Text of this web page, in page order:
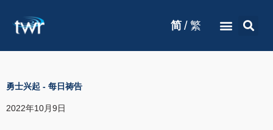
简 / 繁
勇士兴起 - 每日祷告
2022年10月9日